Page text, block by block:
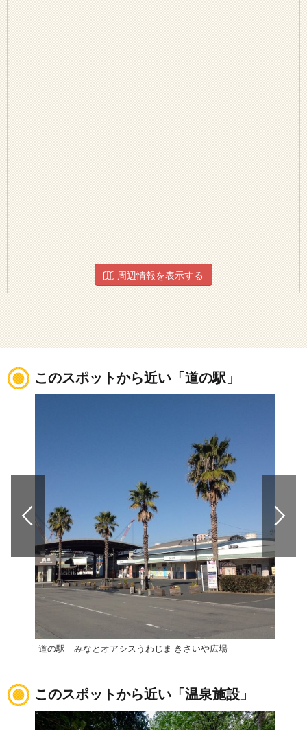
周辺情報を表示する
このスポットから近い「道の駅」
道の駅 みなとオアシスうわじま きさいや広場
このスポットから近い「温泉施設」